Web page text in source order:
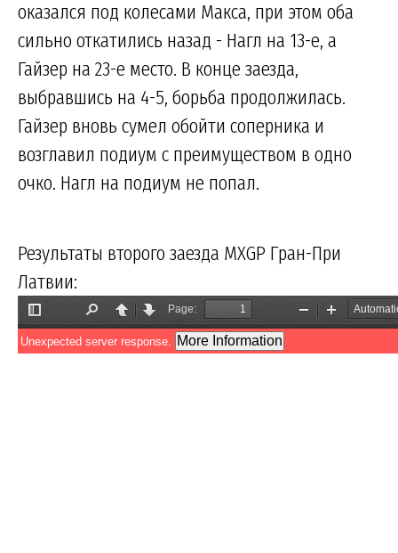
оказался под колесами Макса, при этом оба
сильно откатились назад - Нагл на 13-е, а
Гайзер на 23-е место. В конце заезда,
выбравшись на 4-5, борьба продолжилась.
Гайзер вновь сумел обойти соперника и
возглавил подиум с преимуществом в одно
очко. Нагл на подиум не попал.
Результаты второго заезда MXGP Гран-При
Латвии: